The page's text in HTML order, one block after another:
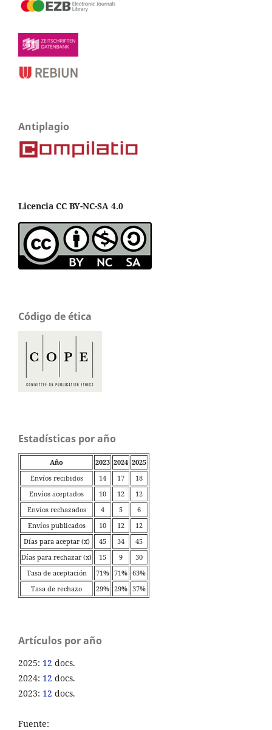
Antiplagio
Licencia CC BY-NC-SA 4.0
Código de ética
Estadísticas por año
Año 2023 2024 2025
Envíos recibidos
14 17
18
Envíos aceptados
10 12
12
Envíos rechazados
4 5
6
Envíos publicados
10 12
12
Días para aceptar (x̄)
45 34
45
Días para rechazar (x̄)
15 9
30
Tasa de aceptación
71% 71% 63%
Tasa de rechazo
29% 29% 37%
Artículos por año
2025: 12 docs.
2024: 12 docs.
2023: 12 docs.
Fuente: